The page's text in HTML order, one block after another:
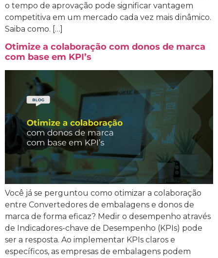
o tempo de aprovação pode significar vantagem
competitiva em um mercado cada vez mais dinâmico.
Saiba como. […]
Otimize a colaboração com donos de marca
com base em KPI’s
Você já se perguntou como otimizar a colaboração
entre Convertedores de embalagens e donos de
marca de forma eficaz? Medir o desempenho através
de Indicadores-chave de Desempenho (KPIs) pode
ser a resposta. Ao implementar KPIs claros e
específicos, as empresas de embalagens podem